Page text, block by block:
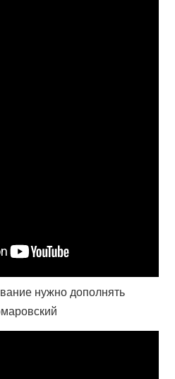
нужно дополнять